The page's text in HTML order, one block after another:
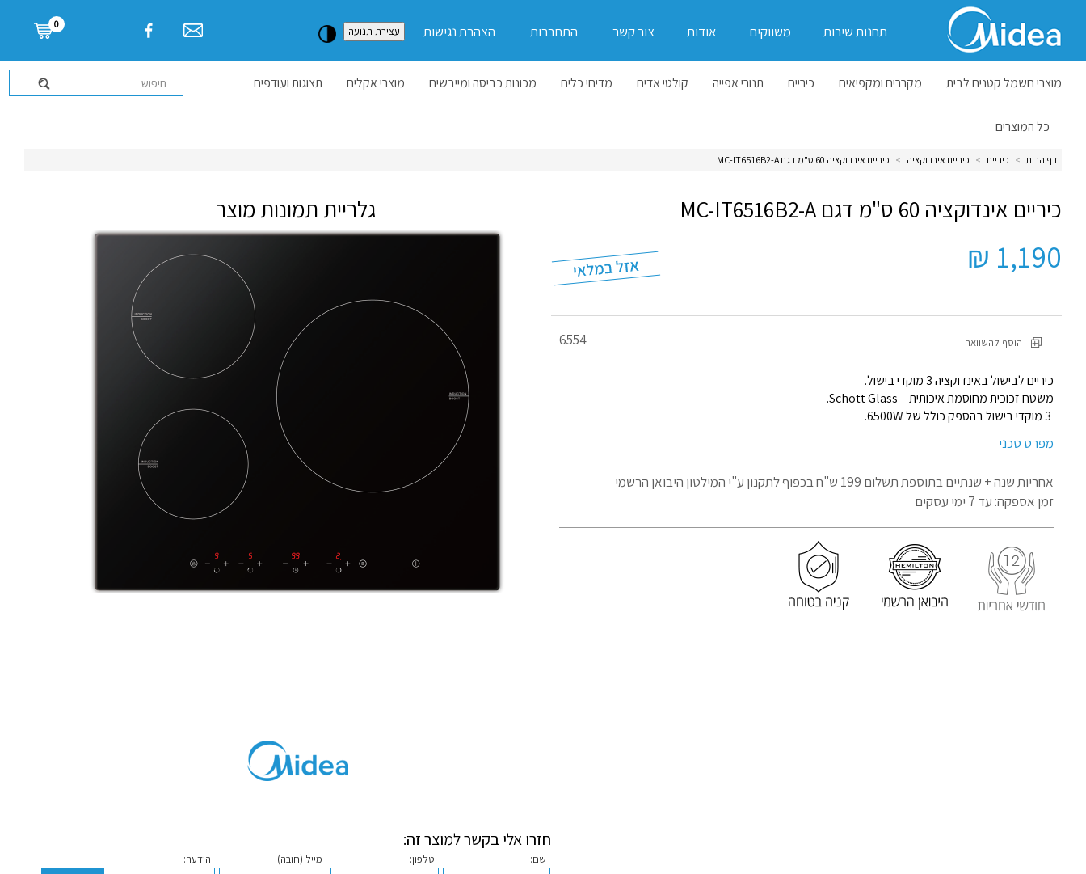
תחנות שירות
משווקים אודות צור קשר התחברות הצהרת נגישות עצירת תנועה
0
מוצרי חשמל קטנים לבית מקררים ומקפיאים כיריים תנורי אפייה קולטי אדים מדיחי כלים מכונות כביסה ומייבשים מוצרי אקלים תצוגות ועודפים
כל המוצרים
דף הבית > כיריים > כיריים אינדוקציה > כיריים אינדוקציה 60 ס"מ דגם MC-IT6516B2-A
כיריים אינדוקציה 60 ס"מ דגם MC-IT6516B2-A
1,190 ₪
מק"ט
6554 הוסף להשוואה
כיריים לבישול באינדוקציה 3 מוקדי בישול.
משטח זכוכית מחוסמת איכותית – Schott Glass.
מפרט טכני
אחריות שנה + שנתיים בתוספת תשלום 199 ש"ח בכפוף לתקנון
ע"י המילטון היבואן הרשמי
זמן אספקה: עד 7 ימי עסקים
גלריית תמונות מוצר
חזרו אלי בקשר למוצר זה:
שם: טלפון: מייל (חובה): הודעה: